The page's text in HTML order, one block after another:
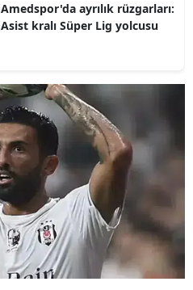
Amedspor'da ayrılık rüzgarları:
Asist kralı Süper Lig yolcusu